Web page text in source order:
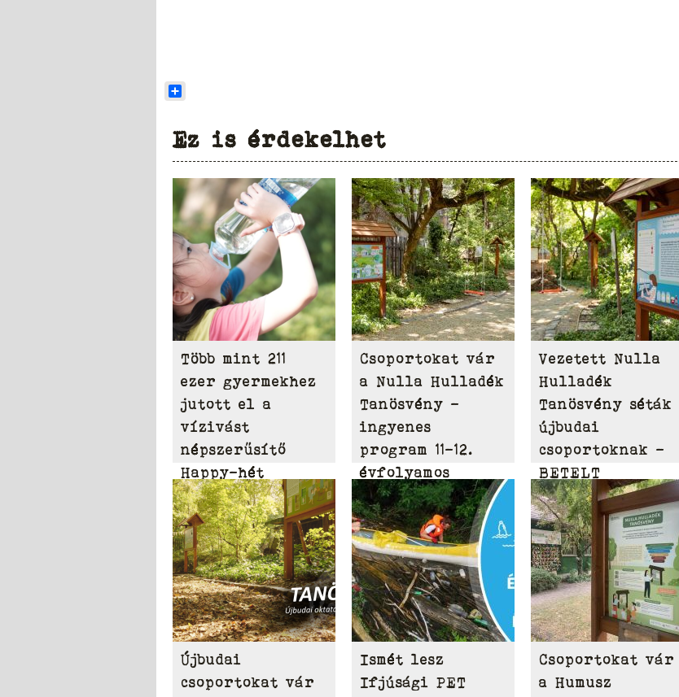
Ez is érdekelhet
Több mint 211
ezer gyermekhez
jutott el a
vízivást
népszerűsítő
Happy-hét
üzenete
Csoportokat vár
a Nulla Hulladék
Tanösvény –
ingyenes
program 11-12.
évfolyamos
diákoknak
Vezetett Nulla
Hulladék
Tanösvény séták
újbudai
csoportoknak –
BETELT
Újbudai
csoportokat vár
Ismét lesz
Ifjúsági PET
Csoportokat vár
a Humusz